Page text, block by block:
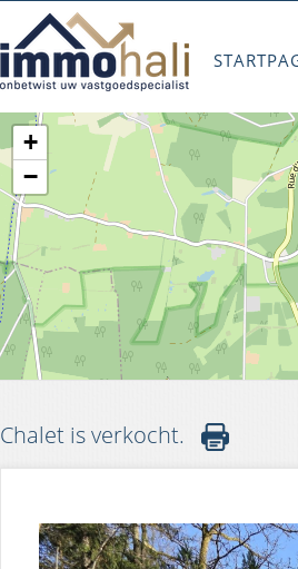
+
−
Chalet is verkocht.